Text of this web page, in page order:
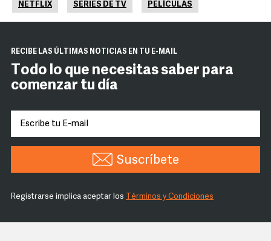
NETFLIX SERIES DE TV PELÍCULAS
RECIBE LAS ÚLTIMAS NOTICIAS EN TU E-MAIL
Todo lo que necesitas saber para
comenzar tu día
Suscríbete
Registrarse implica aceptar los Términos y Condiciones